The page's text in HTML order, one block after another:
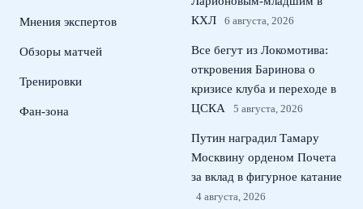
Мнения экспертов
Обзоры матчей
Тренировки
Фан-зона
КХЛ
6 августа, 2026
Все бегут из Локомотива:
откровения Баринова о
кризисе клуба и переходе в
ЦСКА
5 августа, 2026
Путин наградил Тамару
Москвину орденом Почета
за вклад в фигурное катание
4 августа, 2026